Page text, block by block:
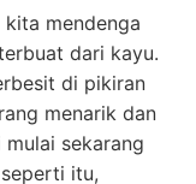
mendenga
dari kayu.
di pikiran
menarik dan
sekarang
itu,